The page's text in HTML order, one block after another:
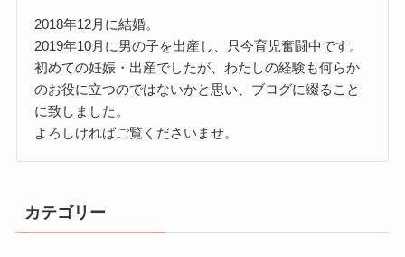
2018年12月に結婚。
2019年10月に男の子を出産し、只今育児奮闘中です。
初めての妊娠・出産でしたが、わたしの経験も何らか
のお役に立つのではないかと思い、ブログに綴ること
に致しました。
よろしければご覧くださいませ。
カテゴリー